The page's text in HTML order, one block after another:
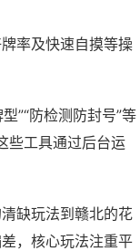
率及快速自摸等操
”“防检测防封号”等
些工具通过后台运
缺玩法到赣北的花
，核心玩法注重平